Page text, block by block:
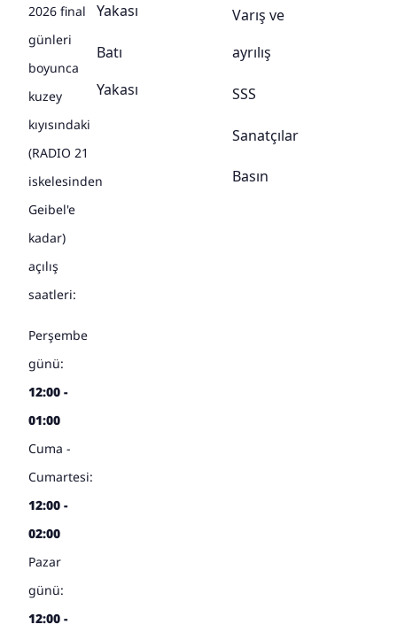
2026 final
günleri
boyunca
kuzey
kıyısındaki
(RADIO 21
iskelesinden
Geibel'e
kadar)
açılış
saatleri:
Perşembe
günü:
12:00 -
01:00
Cuma -
Cumartesi:
12:00 -
02:00
Pazar
günü:
12:00 -
Yakası
Batı
Yakası
Varış ve
ayrılış
SSS
Sanatçılar
Basın